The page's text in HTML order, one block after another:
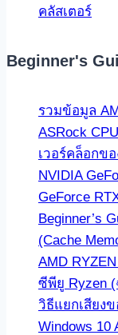
คลัสเตอร์
Beginner's
รวมข้อมูล
ASRock
เวอร์คล็อกข
NVIDIA
GeForce
Beginner’s
(Cache
AMD
ซีพียู Ryzen
วิธีแยกเสียง
Windows 10